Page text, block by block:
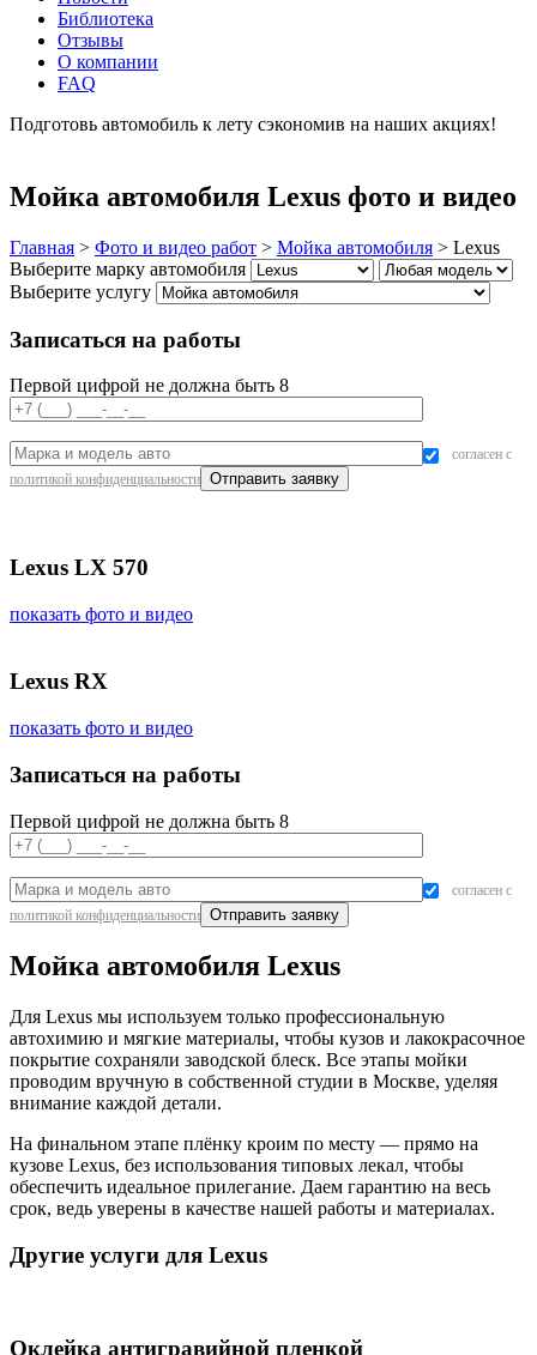
Библиотека
Отзывы
О компании
FAQ
Подготовь автомобиль к лету сэкономив на наших акциях!
Мойка автомобиля Lexus фото и видео
Главная > Фото и видео работ > Мойка автомобиля > Lexus
Выберите марку автомобиля
Выберите услугу
Записаться на работы
Первой цифрой не должна быть 8
согласен с
политикой конфиденциальности
Lexus LX 570
показать фото и видео
Lexus RX
показать фото и видео
Записаться на работы
Первой цифрой не должна быть 8
согласен с
политикой конфиденциальности
Мойка автомобиля Lexus
Для Lexus мы используем только профессиональную
автохимию и мягкие материалы, чтобы кузов и лакокрасочное
покрытие сохраняли заводской блеск. Все этапы мойки
проводим вручную в собственной студии в Москве, уделяя
внимание каждой детали.
На финальном этапе плёнку кроим по месту — прямо на
кузове Lexus, без использования типовых лекал, чтобы
обеспечить идеальное прилегание. Даем гарантию на весь
срок, ведь уверены в качестве нашей работы и материалах.
Другие услуги для Lexus
Оклейка антигравийной пленкой